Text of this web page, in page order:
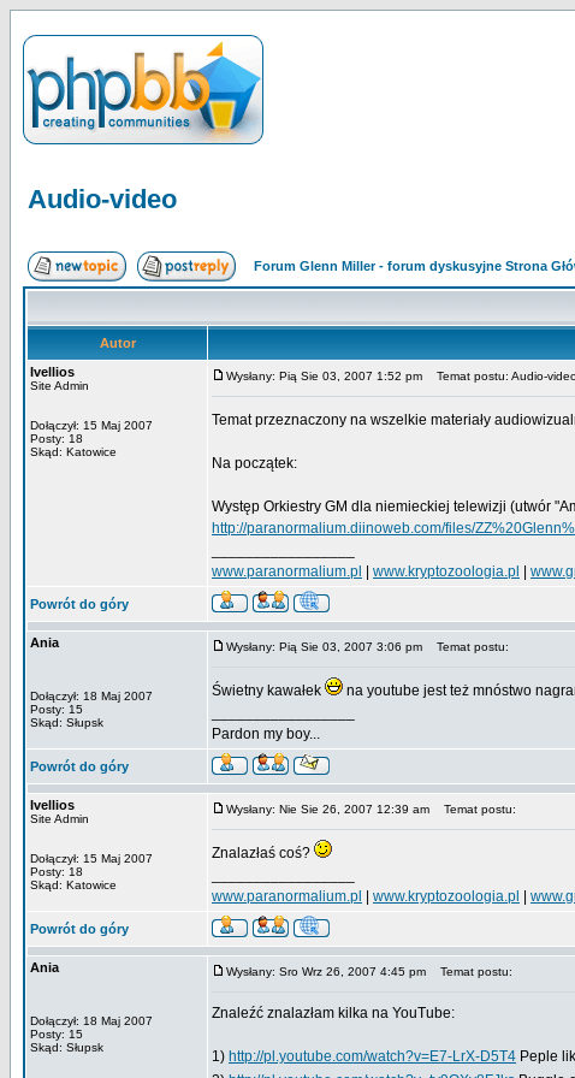
Audio-video
Forum Glenn Miller - forum dyskusyjne Strona
Autor
Ivellios
Site Admin
Dołączył: 15 Maj 2007
Posty: 18
Skąd: Katowice
Wysłany: Pią Sie 03, 2007 1:52 pm Temat postu: Audio-
Temat przeznaczony na wszelkie materiały
Na początek:
Występ Orkiestry GM dla niemieckiej telewizji (utwór
http://paranormalium.diinoweb.com/files/
www.paranormalium.pl
www.kryptozoologia.pl
Powrót do góry
Ania
Dołączył: 18 Maj 2007
Posty: 15
Skąd: Słupsk
Wysłany: Pią Sie 03, 2007 3:06 pm Temat postu:
Świetny kawałek na youtube jest też mnóstwo
Pardon my boy...
Powrót do góry
Ivellios
Site Admin
Dołączył: 15 Maj 2007
Posty: 18
Skąd: Katowice
Wysłany: Nie Sie 26, 2007 12:39 am Temat postu:
Znalazłaś coś?
www.paranormalium.pl
www.kryptozoologia.pl
Powrót do góry
Ania
Dołączył: 18 Maj 2007
Posty: 15
Skąd: Słupsk
Wysłany: Sro Wrz 26, 2007 4:45 pm Temat postu:
Znaleźć znalazłam kilka na YouTube:
1) http://pl.youtube.com/watch?v=E7-LrX-D5T4 Peple